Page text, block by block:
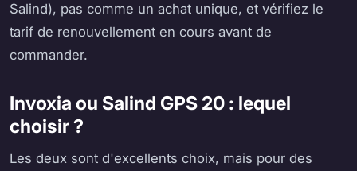
Salind), pas comme un achat unique, et vérifiez le
tarif de renouvellement en cours avant de
commander.
Invoxia ou Salind GPS 20 : lequel
choisir ?
Les deux sont d'excellents choix, mais pour des